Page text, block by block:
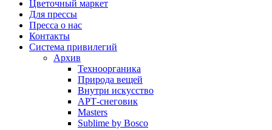
Цветочный маркет
Для прессы
Пресса о нас
Контакты
Система привилегий
Архив
Техноорганика
Природа вещей
Внутри искусство
АРТ-снеговик
Masters
Sublime by Bosco